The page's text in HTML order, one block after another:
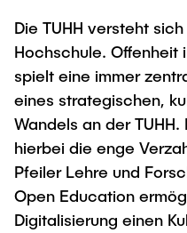
Berufungen
Neue Mitarbeitende
Intern
Graduiertenakademie
Promotion und
Wissenschaftliche
Lehre und Lernen
Best Practices Lehre
Hochschuldidaktik - ZLL
LearnING Center
Neues aus der
Transfer
Interdisziplinärer
„Biobasierte
Forschung und Institute
Maschinenbau
Studiengänge
Forschung und Institute
Studienbereich FIT
Contacts &
Die TUHH versteht
Hochschule. Offenheit
spielt eine immer
eines strategischen,
Wandels an der
hierbei die enge
Pfeiler Lehre und
Open Education
Digitalisierung einen